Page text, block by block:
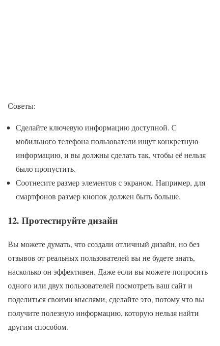
Советы:
Сделайте ключевую информацию доступной. С
мобильного телефона пользователи ищут конкретную
информацию, и вы должны сделать так, чтобы её нельзя
было пропустить.
Соотнесите размер элементов с экраном. Например, для
смартфонов размер кнопок должен быть больше.
12. Протестируйте дизайн
Вы можете думать, что создали отличный дизайн, но без
отзывов от реальных пользователей вы не будете знать,
насколько он эффективен. Даже если вы можете попросить
одного или двух пользователей посмотреть ваш сайт и
поделиться своими мыслями, сделайте это, потому что вы
получите полезную информацию, которую нельзя найти
другим способом.